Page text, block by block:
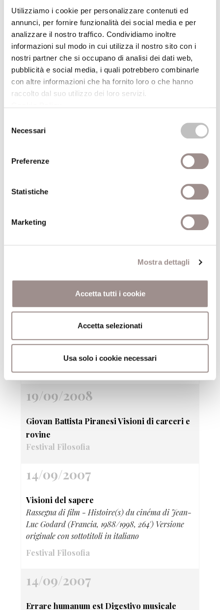
Utilizziamo i cookie per personalizzare contenuti ed
annunci, per fornire funzionalità dei social media e per
analizzare il nostro traffico. Condividiamo inoltre
informazioni sul modo in cui utilizza il nostro sito con i
nostri partner che si occupano di analisi dei dati web,
pubblicità e social media, i quali potrebbero combinarle
con altre informazioni che ha fornito loro o che hanno
raccolto dal suo utilizzo dei loro servizi.
delNecessari
Preferenze
Statistiche
Marketing
Mostra dettagli
Accetta tutti i cookie
Accetta selezionati
Usa solo i cookie necessari
19/09/2008
Mockumentaries
Rassegna di false biografieThis is Spinal Tap di
Rob Reiner (Stati Uniti, 1984, 82&#39;)Versione
originale con sottotitoli in inglese
Festival Filosofia
italiano
19/09/2008
Fantasylandia
Caccia al tesoro on lineGiochi virtuali, viaggi
19/09/2008
Giovan Battista Piranesi Visioni di carceri e
rovine
Festival Filosofia
14/09/2007
Visioni del sapere
Rassegna di film - Histoire(s) du cinéma di Jean-
Luc Godard (Francia, 1988/1998, 264') Versione
originale con sottotitoli in italiano
Festival Filosofia
14/09/2007
Errare humanum est Digestivo musicale